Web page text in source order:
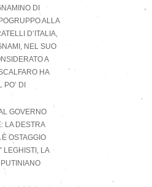
DI
ALLA
D’ITALIA,
NEL SUO
A
HA
DI
GOVERNO
LA DESTRA
OSTAGGIO
LEGHISTI, LA